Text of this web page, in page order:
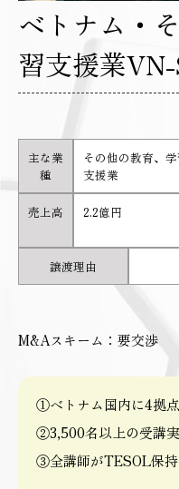
ベトナム・
習支援業
主な業
種
その他の教育、
支援業
売上高 2.2億円
譲渡理由
M&Aスキーム：要交渉
①ベトナム国内に4拠
②3,500名以上の受講
③全講師がTESOL保